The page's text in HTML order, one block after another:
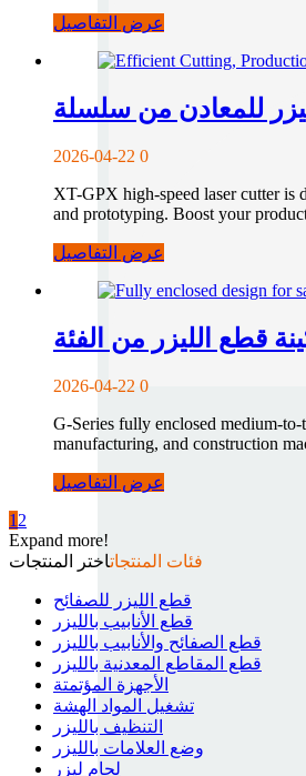
عرض التفاصيل
2026-04-22 0
XT-GPX high-speed laser cutter is
and prototyping. Boost your
عرض التفاصيل
2026-04-22 0
G-Series fully enclosed medium-
manufacturing, and construction
عرض التفاصيل
1 2
Expand more!
فئات المنتجاتاختر المنتجات
قطع الليزر للصفائح
قطع الأنابيب بالليزر
قطع الصفائح والأنابيب بالليزر
قطع المقاطع المعدنية بالليزر
الأجهزة المؤتمتة
تشغيل المواد الهشة
التنظيف بالليزر
وضع العلامات بالليزر
لحام ليزر